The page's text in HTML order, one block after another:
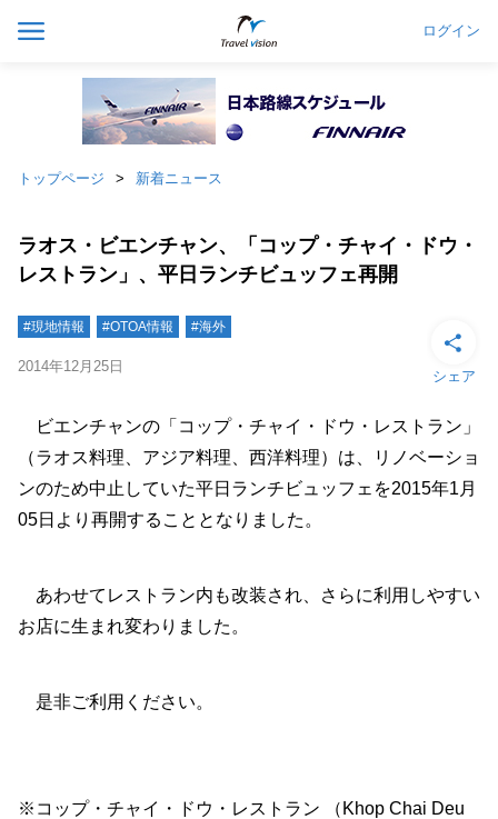
ログイン
トップページ 新着ニュース
ラオス・ビエンチャン、「コップ・チャイ・ドウ・
レストラン」、平日ランチビュッフェ再開
#現地情報 #OTOA情報 #海外
2014年12月25日
シェア
ビエンチャンの「コップ・チャイ・ドウ・レストラン」
（ラオス料理、アジア料理、西洋料理）は、リノベーショ
ンのため中止していた平日ランチビュッフェを2015年1月
05日より再開することとなりました。
あわせてレストラン内も改装され、さらに利用しやすい
お店に生まれ変わりました。
是非ご利用ください。
※コップ・チャイ・ドウ・レストラン （Khop Chai Deu